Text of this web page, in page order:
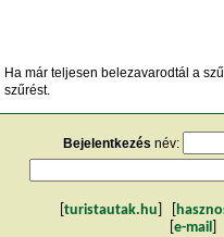
Ha már teljesen belezavarodtál a
szűrést.
Bejelentkezés név:
turistautak.hu
e-mail